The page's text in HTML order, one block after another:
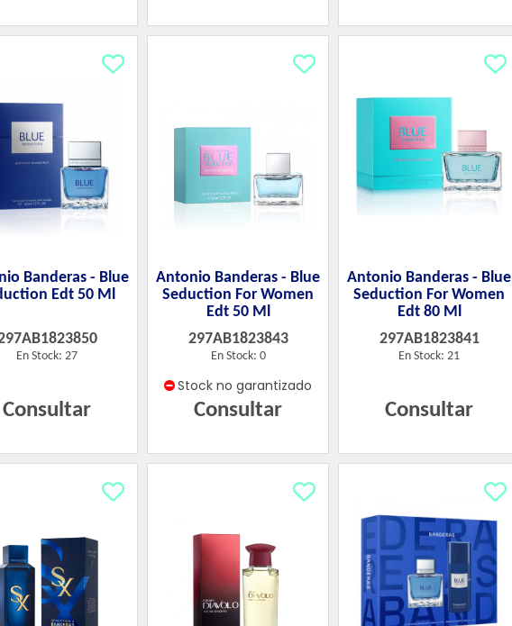
Banderas - Blue
Edt 50 Ml
En Stock: 27
Consultar
Antonio Banderas - Blue
Seduction For Women
Edt 50 Ml
297AB1823843
En Stock: 0
Stock no garantizado
Consultar
Antonio Banderas - Blue
Seduction For Women
Edt 80 Ml
297AB1823841
En Stock: 21
Consultar